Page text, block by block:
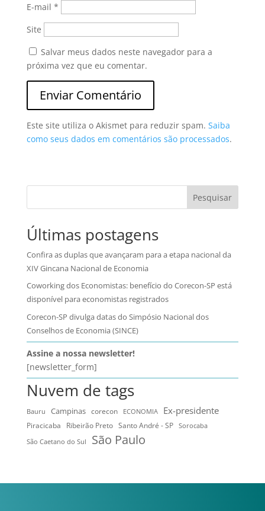
E-mail *
Site
Salvar meus dados neste navegador para a
próxima vez que eu comentar.
Este site utiliza o Akismet para reduzir spam. Saiba
como seus dados em comentários são processados.
Pesquisar
Últimas postagens
Confira as duplas que avançaram para a etapa nacional da
XIV Gincana Nacional de Economia
Coworking dos Economistas: benefício do Corecon-SP está
disponível para economistas registrados
Corecon-SP divulga datas do Simpósio Nacional dos
Conselhos de Economia (SINCE)
Assine a nossa newsletter!
[newsletter_form]
Nuvem de tags
Bauru Campinas corecon ECONOMIA Ex-presidente
Piracicaba Ribeirão Preto Santo André - SP
Sorocaba
São Caetano do Sul
São Paulo